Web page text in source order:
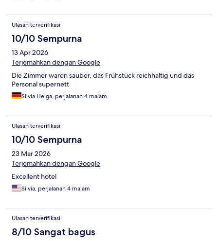
Ulasan terverifikasi
10/10 Sempurna
13 Apr 2026
Terjemahkan dengan Google
Die Zimmer waren sauber, das Frühstück reichhaltig und das
Personal supernett
Silvia Helga, perjalanan 4 malam
Ulasan terverifikasi
10/10 Sempurna
23 Mar 2026
Terjemahkan dengan Google
Excellent hotel
Silvia, perjalanan 4 malam
Ulasan terverifikasi
8/10 Sangat bagus